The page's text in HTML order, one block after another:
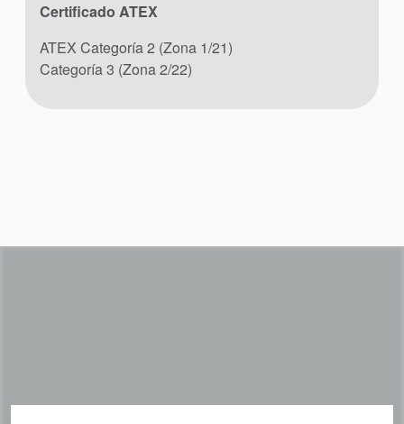
Vídeo
Certificado ATEX
ATEX Categoría 2 (Zona 1/21)
Categoría 3 (Zona 2/22)